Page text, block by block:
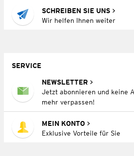
SCHREIBEN SIE UNS
Wir helfen Ihnen weiter
SERVICE
NEWSLETTER
Jetzt abonnieren und keine
mehr verpassen!
MEIN KONTO
Exklusive Vorteile für Sie